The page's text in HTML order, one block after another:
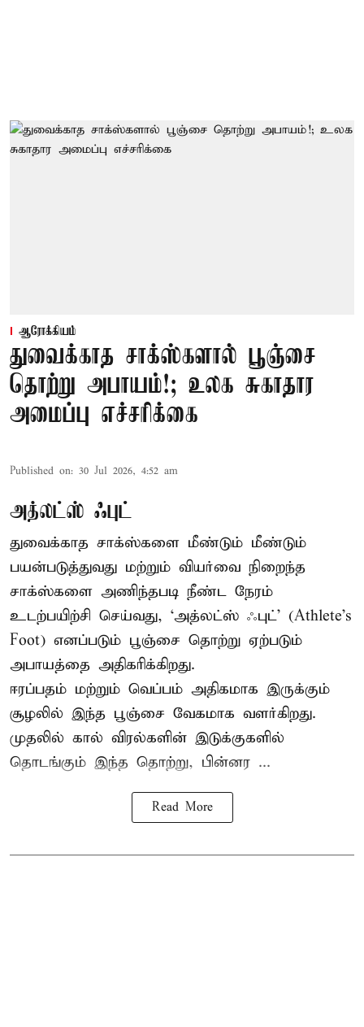
ஆரோக்கியம்
துவைக்காத சாக்ஸ்களால் பூஞ்சை
தொற்று அபாயம்!; உலக சுகாதார
அமைப்பு எச்சரிக்கை
Published on: 30 Jul 2026, 4:52 am
அத்லட்ஸ் ஃபுட்
துவைக்காத சாக்ஸ்களை மீண்டும் மீண்டும்
பயன்படுத்துவது மற்றும் வியர்வை நிறைந்த
சாக்ஸ்களை அணிந்தபடி நீண்ட நேரம்
உடற்பயிற்சி செய்வது, ‘அத்லட்ஸ் ஃபுட்’ (Athlete's
Foot) எனப்படும் பூஞ்சை தொற்று ஏற்படும்
அபாயத்தை அதிகரிக்கிறது.
ஈரப்பதம் மற்றும் வெப்பம் அதிகமாக இருக்கும்
சூழலில் இந்த பூஞ்சை வேகமாக வளர்கிறது.
முதலில் கால் விரல்களின் இடுக்குகளில்
தொடங்கும் இந்த தொற்று, பின்னர ...
Read More